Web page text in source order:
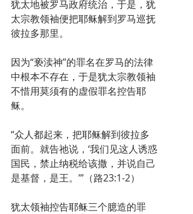
犹太地被罗马政府统治，于是，犹
太宗教领袖便把耶稣解到罗马巡抚
彼拉多那里。
因为“亵渎神”的罪名在罗马的法律
中根本不存在，于是犹太宗教领袖
不惜用莫须有的虚假罪名控告耶
稣。
“众人都起来，把耶稣解到彼拉多
面前。就告祂说，‘我们见这人诱惑
国民，禁止纳税给该撒，并说自己
是基督，是王。’”（路23:1-2）
犹太领袖控告耶稣三个臆造的罪